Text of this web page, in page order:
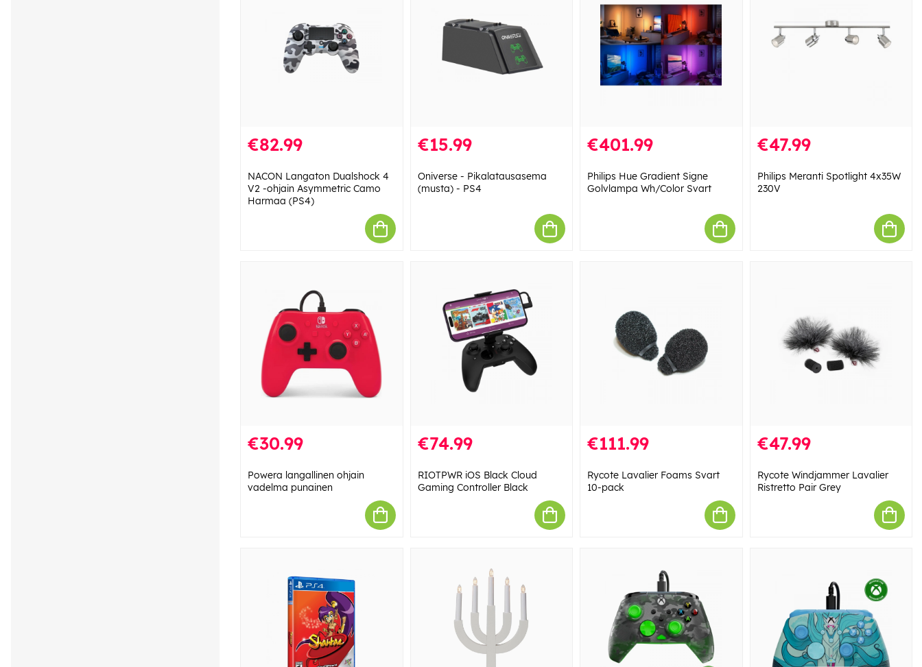
€82.99
NACON Langaton Dualshock 4
V2 -ohjain Asymmetric Camo
Harmaa (PS4)
€15.99
Oniverse - Pikalatausasema
(musta) - PS4
€401.99
Philips Hue Gradient Signe
Golvlampa Wh/Color Svart
€47.99
Philips Meranti Spotlight 4x35W
230V
€30.99
Powera langallinen ohjain
vadelma punainen
€74.99
RIOTPWR iOS Black Cloud
Gaming Controller Black
€111.99
Rycote Lavalier Foams Svart
10-pack
€47.99
Rycote Windjammer Lavalier
Ristretto Pair Grey